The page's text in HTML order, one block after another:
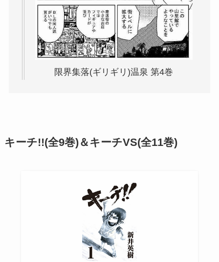
限界集落(ギリギリ)温泉 第4巻
キーチ!!(全9巻)＆キーチVS(全11巻)